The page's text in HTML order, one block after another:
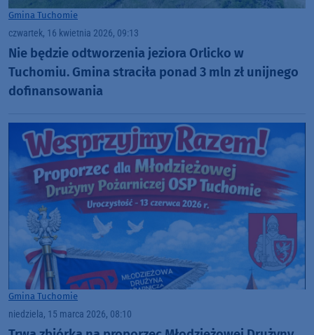
Gmina Tuchomie
czwartek, 16 kwietnia 2026, 09:13
Nie będzie odtworzenia jeziora Orlicko w
Tuchomiu. Gmina straciła ponad 3 mln zł unijnego
dofinansowania
Gmina Tuchomie
niedziela, 15 marca 2026, 08:10